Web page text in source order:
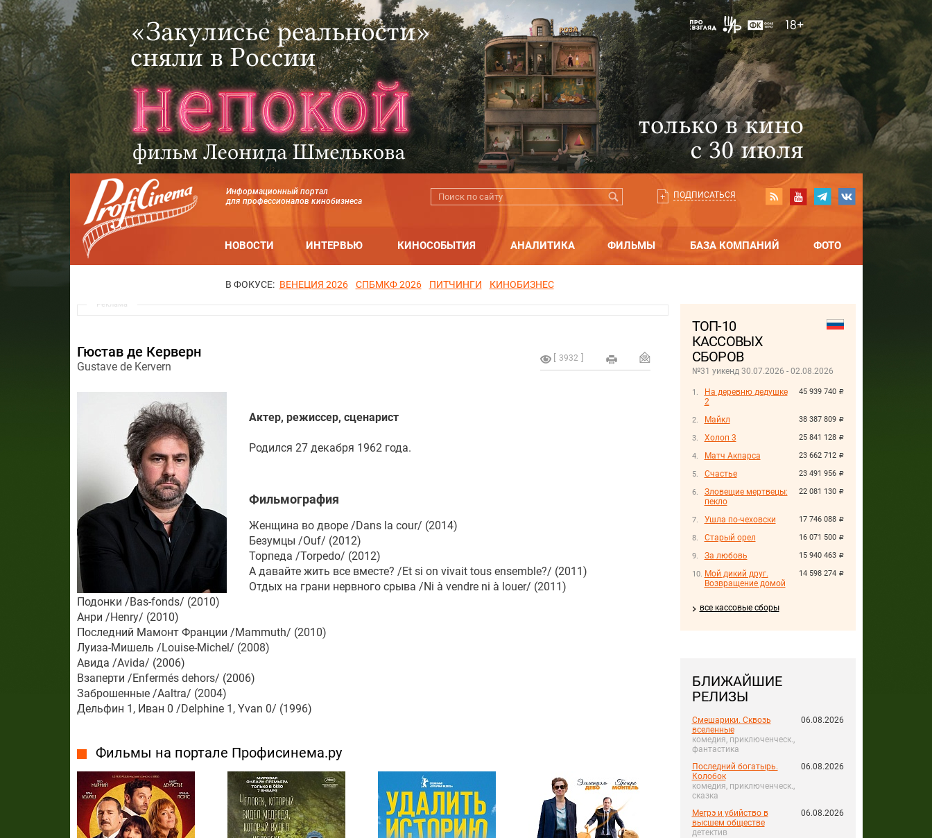
Информационный портал
для профессионалов кинобизнеса
ПОДПИСАТЬСЯ
НОВОСТИ ИНТЕРВЬЮ КИНОСОБЫТИЯ АНАЛИТИКА ФИЛЬМЫ БАЗА КОМПАНИЙ ФОТО
В ФОКУСЕ: ВЕНЕЦИЯ 2026 СПБМКФ 2026 ПИТЧИНГИ КИНОБИЗНЕС
ТОП-10
КАССОВЫХ
СБОРОВ
№31 уикенд 30.07.2026 - 02.08.2026
45 939 740 руб.
На деревню дедушке
2
38 387 809 руб.
Майкл
25 841 128 руб.
Холоп 3
23 662 712 руб.
Матч Акпарса
23 491 956 руб.
Счастье
22 081 130 руб.
Зловещие мертвецы:
пекло
17 746 088 руб.
Ушла по-чеховски
16 071 500 руб.
Старый орел
15 940 463 руб.
За любовь
14 598 274 руб.
Мой дикий друг.
Возвращение домой
все кассовые сборы
БЛИЖАЙШИЕ
РЕЛИЗЫ
Смешарики. Сквозь
вселенные
комедия, приключенческ.,
фантастика
06.08.2026
Последний богатырь.
Колобок
комедия, приключенческ.,
сказка
06.08.2026
Мегрэ и убийство в
высшем обществе
детектив
06.08.2026
Реклама
3932
Гюстав де Керверн
Gustave de Kervern
Актер, режиссер, сценарист
Родился 27 декабря 1962 года.
Фильмография
Женщина во дворе /Dans la cour/ (2014)
Безумцы /Ouf/ (2012)
Торпеда /Torpedo/ (2012)
А давайте жить все вместе? /Et si on vivait tous ensemble?/ (2011)
Отдых на грани нервного срыва /Ni à vendre ni à louer/ (2011)
Подонки /Bas-fonds/ (2010)
Анри /Henry/ (2010)
Последний Мамонт Франции /Mammuth/ (2010)
Луиза-Мишель /Louise-Michel/ (2008)
Авида /Avida/ (2006)
Взаперти /Enfermés dehors/ (2006)
Заброшенные /Aaltra/ (2004)
Дельфин 1, Иван 0 /Delphine 1, Yvan 0/ (1996)
Фильмы на портале Профисинема.ру